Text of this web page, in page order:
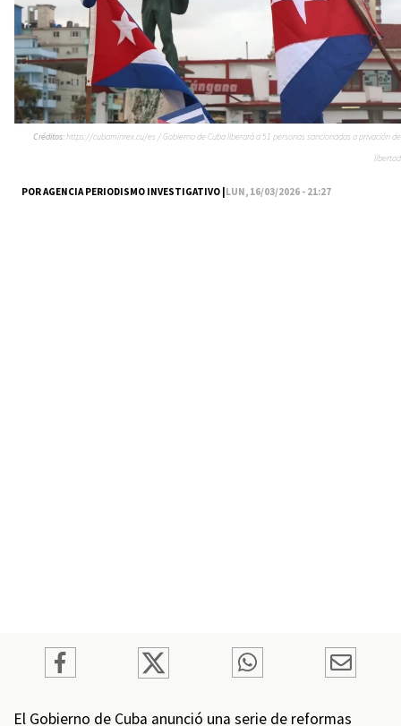
POR AGENCIA PERIODISMO INVESTIGATIVO |LUN, 16/03/2026 - 21:27
Créditos:https://cubaminrex.cu/es / Gobierno de Cuba liberará a 51 personas sancionadas a privación de
libertad
El Gobierno de Cuba anunció una serie de reformas